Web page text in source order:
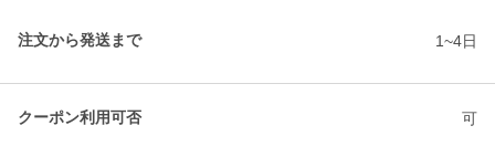
注文から発送まで 1~4日
クーポン利用可否 可